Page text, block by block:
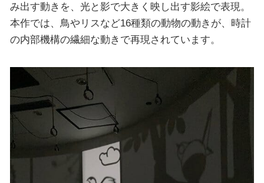
み出す動きを、光と影で大きく映し出す影絵で表現。
本作では、鳥やリスなど16種類の動物の動きが、時計
の内部機構の繊細な動きで再現されています。